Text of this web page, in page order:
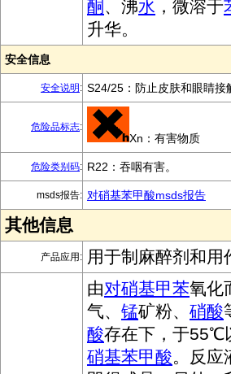
酮、沸水 ，微溶于
升华。
安全信息
安全说明 : S24/25：防止皮肤和眼睛接
危险品标志:
Xn：有害物质
危险类别码: R22：吞咽有害。
msds报告: 对硝基苯甲酸msds报告
其他信息
产品应用: 用于制麻醉剂和
由对硝基甲苯氧化
气、 锰矿粉、 硝酸
酸存在下，于55℃
硝基苯甲酸。反应